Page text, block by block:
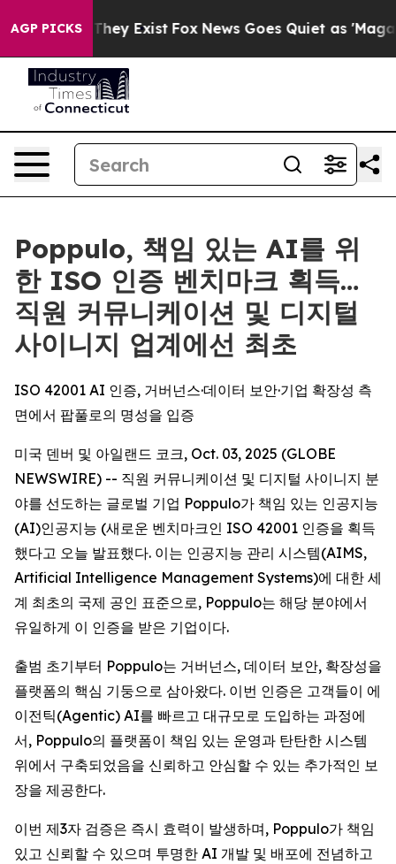
AGP PICKS
Proof They Exist Fox News Goes Quiet as 'Maga
Poppulo, 책임 있는 AI를 위
한 ISO 인증 벤치마크 획득…
직원 커뮤니케이션 및 디지털
사이니지 업계에선 최초
ISO 42001 AI 인증, 거버넌스·데이터 보안·기업 확장성 측
면에서 팝풀로의 명성을 입증
미국 덴버 및 아일랜드 코크, Oct. 03, 2025 (GLOBE
NEWSWIRE) -- 직원 커뮤니케이션 및 디지털 사이니지 분
야를 선도하는 글로벌 기업 Poppulo가 책임 있는 인공지능
(AI)인공지능 (새로운 벤치마크인 ISO 42001 인증을 획득
했다고 오늘 발표했다. 이는 인공지능 관리 시스템(AIMS,
Artificial Intelligence Management Systems)에 대한 세
계 최초의 국제 공인 표준으로, Poppulo는 해당 분야에서
유일하게 이 인증을 받은 기업이다.
출범 초기부터 Poppulo는 거버넌스, 데이터 보안, 확장성을
플랫폼의 핵심 기둥으로 삼아왔다. 이번 인증은 고객들이 에
이전틱(Agentic) AI를 빠르고 대규모로 도입하는 과정에
서, Poppulo의 플랫폼이 책임 있는 운영과 탄탄한 시스템
위에서 구축되었음을 신뢰하고 안심할 수 있는 추가적인 보
장을 제공한다.
이번 제3자 검증은 즉시 효력이 발생하며, Poppulo가 책임
있고 신뢰할 수 있으며 투명한 AI 개발 및 배포에 전념하고